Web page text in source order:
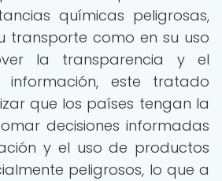
químicas peligrosas,
transporte como en su uso
la transparencia y el
información, este tratado
que los países tengan la
decisiones informadas
y el uso de productos
peligrosos, lo que a